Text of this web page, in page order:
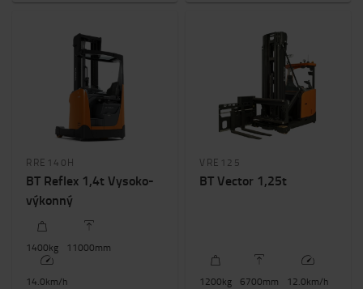
Celková výška vozíka
RRE140H
BT Reflex 1,4t Vysoko-
výkonný
1400kg 11000mm
14.0km/h
VRE125
BT Vector 1,25t
1200kg 6700mm 12.0km/h